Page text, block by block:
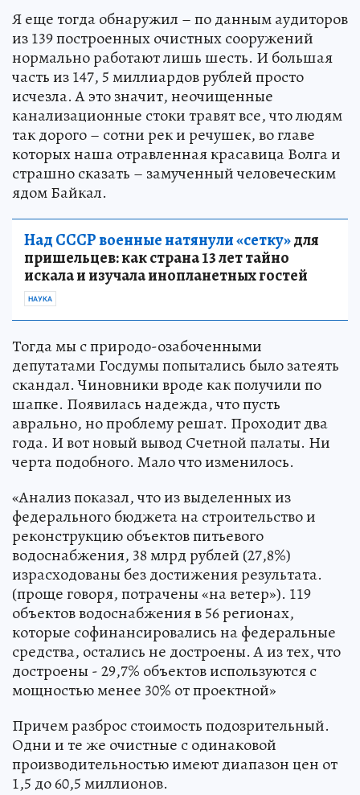
Я еще тогда обнаружил – по данным аудиторов
из 139 построенных очистных сооружений
нормально работают лишь шесть. И большая
часть из 147, 5 миллиардов рублей просто
исчезла. А это значит, неочищенные
канализационные стоки травят все, что людям
так дорого – сотни рек и речушек, во главе
которых наша отравленная красавица Волга и
страшно сказать – замученный человеческим
ядом Байкал.
Над СССР военные натянули «сетку»для
пришельцев: как страна 13 лет тайно
искала и изучала инопланетных гостей
НАУКА
Тогда мы с природо-озабоченными
депутатами Госдумы попытались было затеять
скандал. Чиновники вроде как получили по
шапке. Появилась надежда, что пусть
аврально, но проблему решат. Проходит два
года. И вот новый вывод Счетной палаты. Ни
черта подобного. Мало что изменилось.
«Анализ показал, что из выделенных из
федерального бюджета на строительство и
реконструкцию объектов питьевого
водоснабжения, 38 млрд рублей (27,8%)
израсходованы без достижения результата.
(проще говоря, потрачены «на ветер»). 119
объектов водоснабжения в 56 регионах,
которые софинансировались на федеральные
средства, остались не достроены. А из тех, что
достроены - 29,7% объектов используются с
мощностью менее 30% от проектной»
Причем разброс стоимость подозрительный.
Одни и те же очистные с одинаковой
производительностью имеют диапазон цен от
1,5 до 60,5 миллионов.